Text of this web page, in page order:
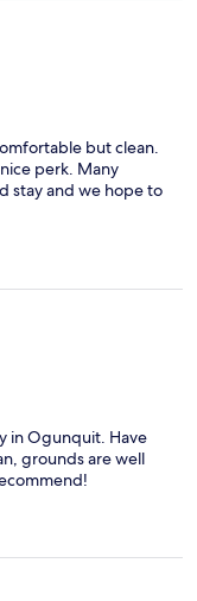
but clean.
perk. Many
stay and we hope to
in Ogunquit. Have
grounds are well